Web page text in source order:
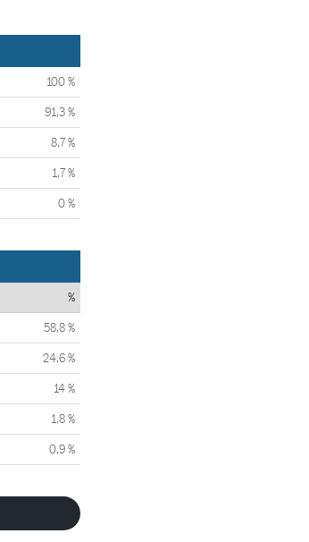
100 %
91,3 %
8,7 %
1,7 %
0 %
%
58,8 %
24,6 %
14 %
1,8 %
0,9 %